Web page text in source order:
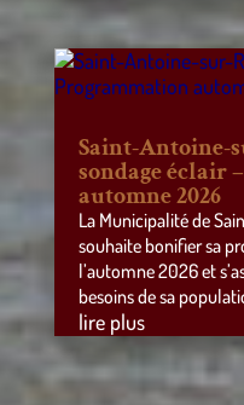
Saint-Antoine-
sondage éclair
automne 2026
La Municipalité de
souhaite bonifier sa
l’automne 2026 et
besoins de sa
lire plus